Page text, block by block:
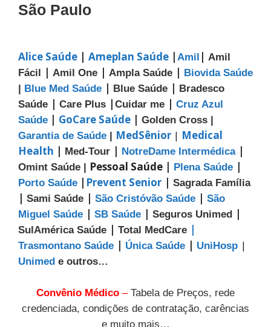
São Paulo
Alice Saúde | Ameplan Saúde | Amil | Amil
Fácil | Amil One | Ampla Saúde | Biovida Saúde
| Blue Med Saúde | Blue Saúde | Bradesco
Saúde | Care Plus | Cuidar me | Cruz Azul
Saúde | GoCare Saúde | Golden Cross |
Garantia de Saúde | MedSênior | Medical
Health | Med-Tour | NotreDame Intermédica |
Omint Saúde | Pessoal Saúde | Plena Saúde |
Porto Saúde | Prevent Senior | Sagrada Família
| Sami Saúde | São Cristóvão Saúde | São
Miguel Saúde | SB Saúde | Seguros Unimed |
SulAmérica Saúde | Total MedCare |
Trasmontano Saúde | Única Saúde | UniHosp |
Unimed e outros…
Convênio Médico –Tabela de Preços, rede
credenciada, condições de contratação, carências
e muito mais…